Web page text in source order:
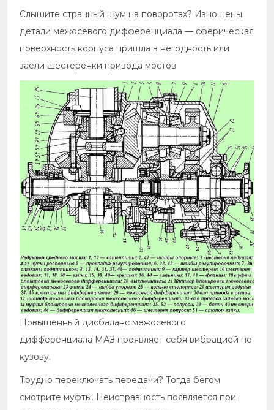
Слышите странный шум на поворотах? Изношены
детали межосевого дифференциала — сферическая
поверхность корпуса пришла в негодность или
заели шестеренки привода мостов
Повышенный дисбаланс межосевого
дифференциала МАЗ проявляет себя вибрацией по
кузову.
Трудно переключать передачи? Тогда бегом
смотрите муфты. Неисправность появляется при